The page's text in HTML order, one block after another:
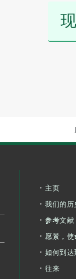
主页
我们的历
参考文献
愿景，
如何到达
往来